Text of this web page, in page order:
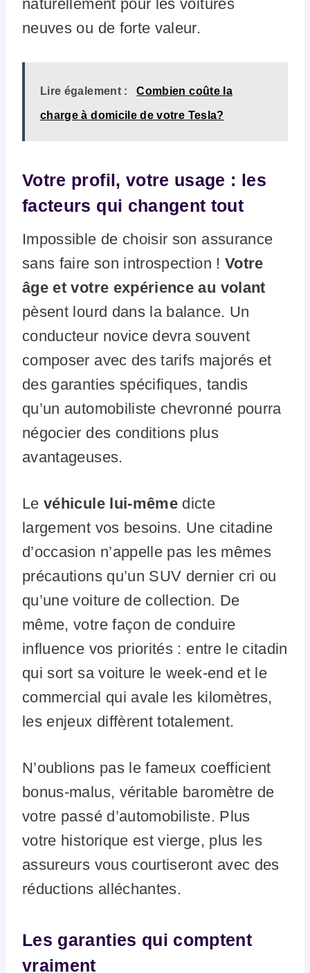
naturellement pour les voitures
neuves ou de forte valeur.
Lire également : Combien coûte la
charge à domicile de votre Tesla?
Votre profil, votre usage : les
facteurs qui changent tout
Impossible de choisir son assurance
sans faire son introspection ! Votre
âge et votre expérience au volant
pèsent lourd dans la balance. Un
conducteur novice devra souvent
composer avec des tarifs majorés et
des garanties spécifiques, tandis
qu’un automobiliste chevronné pourra
négocier des conditions plus
avantageuses.
Levéhicule lui-même dicte
largement vos besoins. Une citadine
d’occasion n’appelle pas les mêmes
précautions qu’un SUV dernier cri ou
qu’une voiture de collection. De
même, votre façon de conduire
influence vos priorités : entre le citadin
qui sort sa voiture le week-end et le
commercial qui avale les kilomètres,
les enjeux diffèrent totalement.
N’oublions pas le fameux coefficient
bonus-malus, véritable baromètre de
votre passé d’automobiliste. Plus
votre historique est vierge, plus les
assureurs vous courtiseront avec des
réductions alléchantes.
Les garanties qui comptent
vraiment